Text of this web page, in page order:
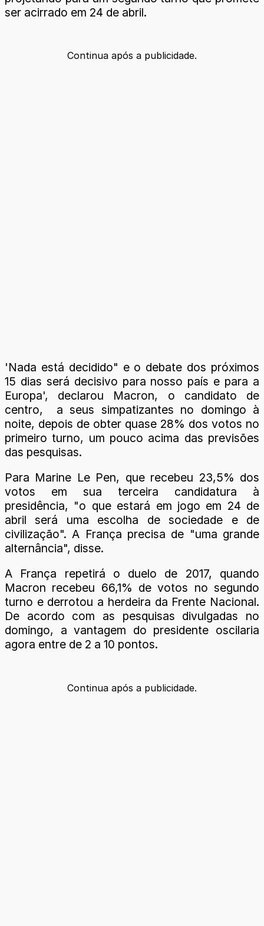
ser acirrado em 24 de abril.
Continua após a publicidade.
'Nada está decidido" e o debate dos próximos
15 dias será decisivo para nosso país e para a
Europa', declarou Macron, o candidato de
centro, a seus simpatizantes no domingo à
noite, depois de obter quase 28% dos votos no
primeiro turno, um pouco acima das previsões
das pesquisas.
Para Marine Le Pen, que recebeu 23,5% dos
votos em sua terceira candidatura à
presidência, "o que estará em jogo em 24 de
abril será uma escolha de sociedade e de
civilização". A França precisa de "uma grande
alternância", disse.
A França repetirá o duelo de 2017, quando
Macron recebeu 66,1% de votos no segundo
turno e derrotou a herdeira da Frente Nacional.
De acordo com as pesquisas divulgadas no
domingo, a vantagem do presidente oscilaria
agora entre de 2 a 10 pontos.
Continua após a publicidade.